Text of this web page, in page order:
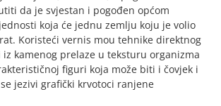
da je svjestan i pogođen općom
koja će jednu zemlju koju je volio
Koristeći vernis mou tehnike direktnog
kamenog prelaze u teksturu organizma
figuri koja može biti i čovjek i
jezivi grafički krvotoci ranjene